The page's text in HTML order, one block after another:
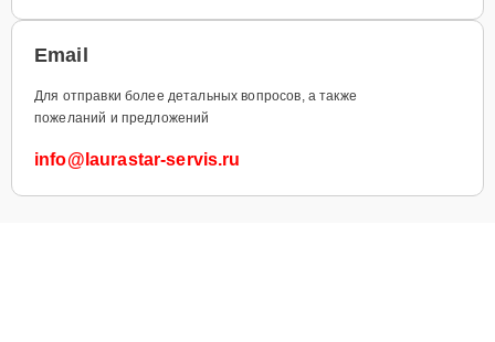
Email
Для отправки более детальных вопросов, а также
пожеланий и предложений
info@laurastar-servis.ru